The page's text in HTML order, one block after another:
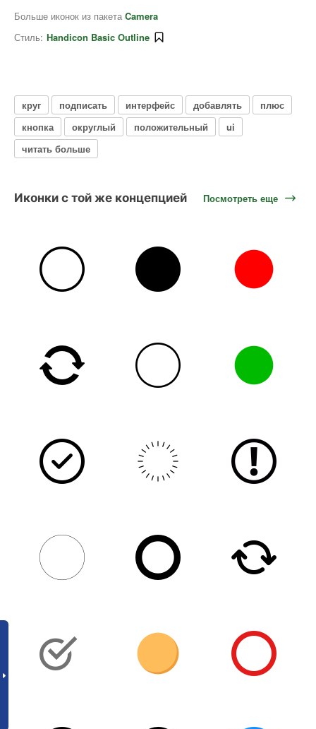
Больше иконок из пакета Camera
Стиль: Handicon Basic Outline
круг подписать интерфейс добавлять
плюс
кнопка
округлый положительный
ui
читать больше
Иконки с той же концепцией Посмотреть еще